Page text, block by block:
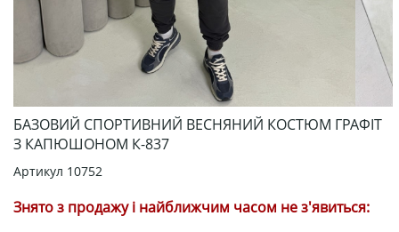
БАЗОВИЙ СПОРТИВНИЙ ВЕСНЯНИЙ КОСТЮМ ГРАФІТ
З КАПЮШОНОМ К-837
Артикул 10752
Знято з продажу і найближчим часом не з'явиться: